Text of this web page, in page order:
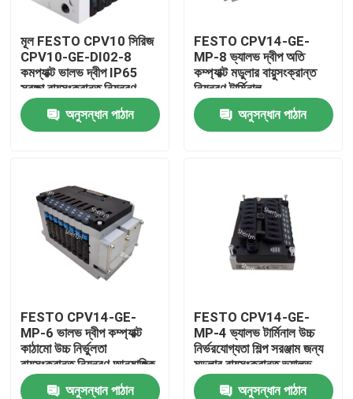
পণ্য
ভিডিও
কারখানা পরিদর্শন
গুণমান নিয়ন্ত্রণ
মূল FESTO CPV10 সিরিজ
CPV10-GE-DI02-8
কমপ্যাক্ট ভালভ দ্বীপ IP65
সুরক্ষা বায়ুসংক্রান্ত নিয়ন্ত্রণ
সিস্টেম
অনুসন্ধান পাঠান
FESTO CPV14-GE-
MP-8 ভ্যালভ দ্বীপ অতি
কম্প্যাক্ট মডুলার বায়ুসংক্রান্ত
নিয়ন্ত্রণ টার্মিনাল
অনুসন্ধান পাঠান
FESTO CPV14-GE-
MP-6 ভালভ দ্বীপ কম্প্যাক্ট
কাঠামো উচ্চ নির্ভুলতা
বায়ুসংক্রান্ত নিয়ন্ত্রণ আনুষাঙ্গিক
অনুসন্ধান পাঠান
FESTO CPV14-GE-
MP-4 ভ্যালভ টার্মিনাল উচ্চ
নির্ভরযোগ্যতা শিল্প সরঞ্জাম জন্য
মডুলার বায়ুসংক্রান্ত ভ্যালভ
দ্বীপ
অনুসন্ধান পাঠান